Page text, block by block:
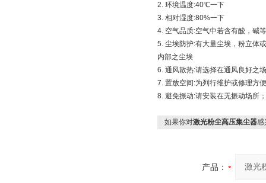
2. 环境温度:40℃一下
3. 相对湿度:80%一下
4. 空气品质:空气中若含有酸，碱
5. 尘埃防护:有大量尘埃，粉立体
内部之尘埃
6. 通风散热:请选择在通风良好之
7. 置放空间:为列行维护或修理方
8. 避免振动:请安装在无振动场所
如果你对激光粉尘高压集尘器感
产品：